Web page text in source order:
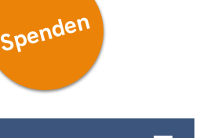
Spenden